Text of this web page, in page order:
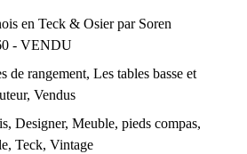
en Teck & Osier par Soren
- VENDU
de rangement, Les tables basse et
, Vendus
, Designer, Meuble, pieds compas,
, Teck, Vintage